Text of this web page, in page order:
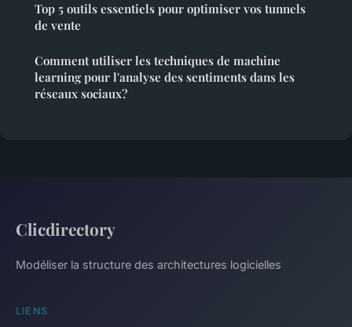
Top 5 outils essentiels pour optimiser vos tunnels
de vente
Comment utiliser les techniques de machine
learning pour l'analyse des sentiments dans les
réseaux sociaux?
Clicdirectory
Modéliser la structure des architectures logicielles
LIENS